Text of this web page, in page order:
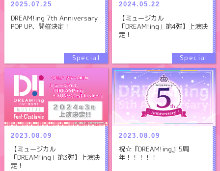
2025.07.25
DREAM!ing 7th Anniversary
POP UP、開催決定！
2024.05.22
【ミュージカル
「DREAM!ing」第4弾】上演決
定！
2023.08.09
【ミュージカル
「DREAM!ing」第3弾】上演決
定！
2023.08.09
祝☆『DREAM!ing』5周
年！！！！！